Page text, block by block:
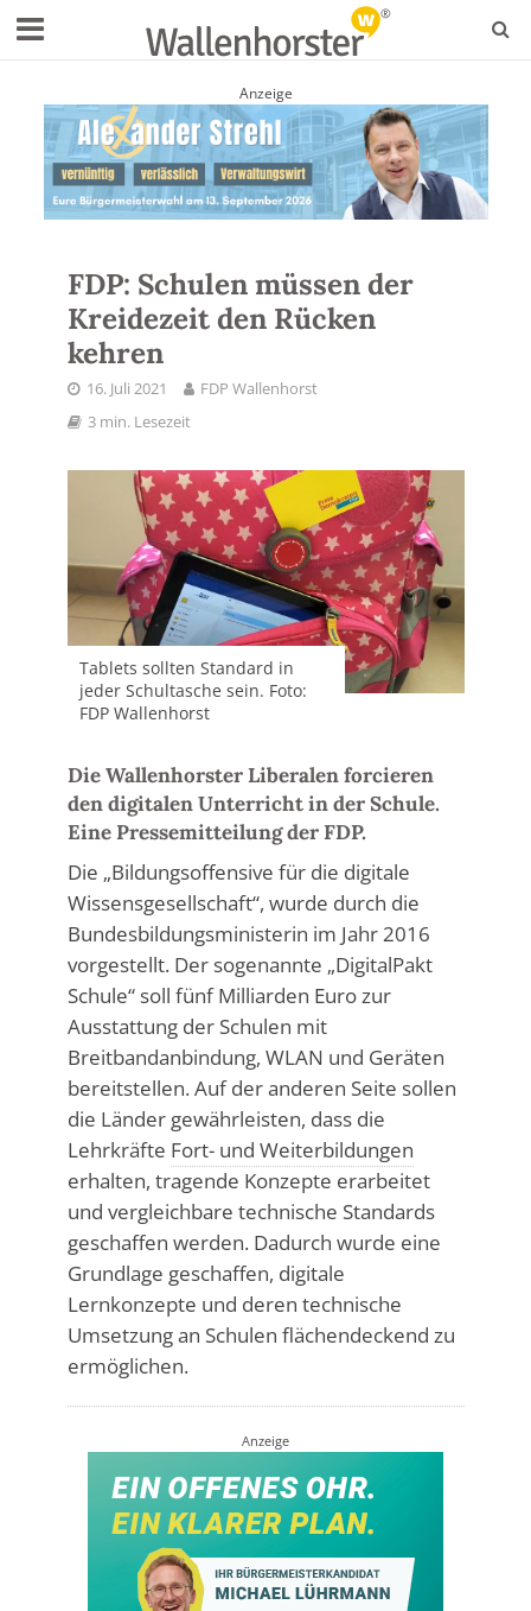
Anzeige
FDP: Schulen müssen der
Kreidezeit den Rücken
kehren
16. Juli 2021
FDP Wallenhorst
3 min. Lesezeit
Tablets sollten Standard in
jeder Schultasche sein. Foto:
FDP Wallenhorst
Die Wallenhorster Liberalen forcieren
den digitalen Unterricht in der Schule.
Eine Pressemitteilung der FDP.
Die „Bildungsoffensive für die digitale
Wissensgesellschaft“, wurde durch die
Bundesbildungsministerin im Jahr 2016
vorgestellt. Der sogenannte „DigitalPakt
Schule“ soll fünf Milliarden Euro zur
Ausstattung der Schulen mit
Breitbandanbindung, WLAN und Geräten
bereitstellen. Auf der anderen Seite sollen
die Länder gewährleisten, dass die
Lehrkräfte Fort- und Weiterbildungen
erhalten, tragende Konzepte erarbeitet
und vergleichbare technische Standards
geschaffen werden. Dadurch wurde eine
Grundlage geschaffen, digitale
Lernkonzepte und deren technische
Umsetzung an Schulen flächendeckend zu
ermöglichen.
Anzeige